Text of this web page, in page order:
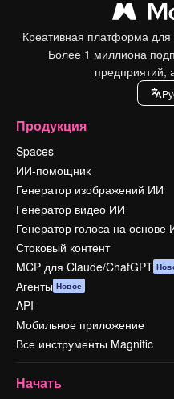
Креативная платформа
Более 1 миллиона
предприятий,
Продукция
Spaces
ИИ-помощник
Генератор изображений ИИ
Генератор видео ИИ
Генератор голоса на основе
Стоковый контент
MCP для Claude/ChatGPT
Агенты Новое
API
Мобильное приложение
Все инструменты Magnific
Начать